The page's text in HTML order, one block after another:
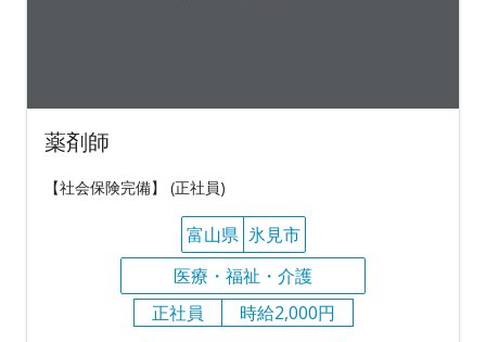
薬剤師
【社会保険完備】 (正社員)
富山県 氷見市
医療・福祉・介護
正社員
時給2,000円